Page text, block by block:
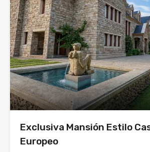
Exclusiva Mansión Estilo
Europeo